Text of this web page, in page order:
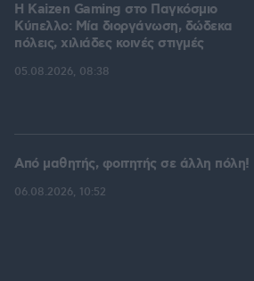
H Kaizen Gaming στο Παγκόσμιο
Kύπελλο: Μία διοργάνωση, δώδεκα
πόλεις, χιλιάδες κοινές στιγμές
05.08.2026, 08:38
Από μαθητής, φοιτητής σε άλλη πόλη!
06.08.2026, 10:52